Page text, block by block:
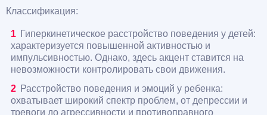
Классификация:
Гиперкинетическое расстройство поведения у детей:
характеризуется повышенной активностью и
импульсивностью. Однако, здесь акцент ставится на
невозможности контролировать свои движения.
Расстройство поведения и эмоций у ребенка:
охватывает широкий спектр проблем, от депрессии и
тревоги до агрессивности и противоправного